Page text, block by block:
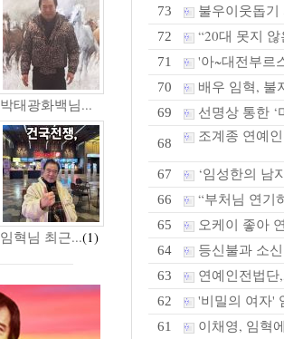
박태광화백님...
임혁님 최근...(1)
73 불우이웃돕
72 “20대 못지
71 '아~대전부르
70 배우 임혁, 불
69 선명상 통한
68 조계종 연예
67 ‘임성한의 남
66 “부처님 연기
65 오케이 좋아
64 등신불과 소
63 연예인전법단
62 '비밀의 여자'
61 이채영, 임혁